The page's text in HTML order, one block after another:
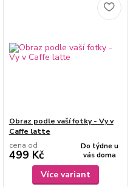
Obraz podle vaší fotky - Vy v
Caffe latte
cena od
499 Kč
Do týdne u
vás doma
Více variant